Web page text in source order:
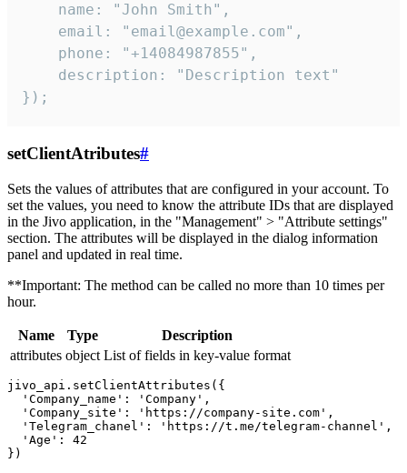
    name: "John Smith",
    email: "email@example.com",
    phone: "+14084987855",
    description: "Description text"
});
setClientAtributes#
Sets the values ​​of attributes that are configured in your account. To
set the values, you need to know the attribute IDs that are displayed
in the Jivo application, in the "Management" > "Attribute settings"
section. The attributes will be displayed in the dialog information
panel and updated in real time.
**Important: The method can be called no more than 10 times per
hour.
Name Type
Description
attributes object List of fields in key-value format
jivo_api.setClientAttributes({
  'Company_name': 'Company',
  'Company_site': 'https://company-site.com',
  'Telegram_chanel': 'https://t.me/telegram-channel',
  'Age': 42